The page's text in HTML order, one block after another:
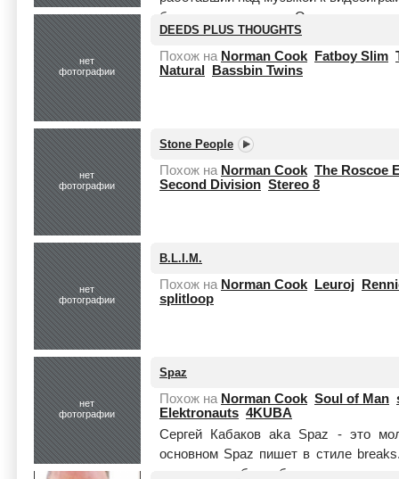
более десятилетия. Он
релиза...Читать целиком
нет
фотографии
DEEDS PLUS THOUGHTS
Похож на Norman Cook Fatboy Slim
Natural
Bassbin Twins
нет
фотографии
Stone People
Похож на Norman Cook The Roscoe
Second Division Stereo 8
нет
фотографии
B.L.I.M.
Похож на Norman Cook Leuroj
splitloop
нет
фотографии
Spaz
Похож на Norman Cook Soul of Man
Elektronauts 4KUBA
Сергей Кабаков aka Spaz - это
основном Spaz пишет в стиле
завоевал себе небольшую